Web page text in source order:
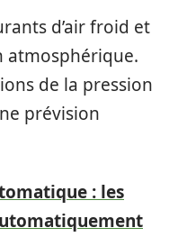
d’air froid et
atmosphérique.
de la pression
prévision
: les